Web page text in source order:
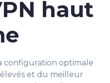
haut
configuration optimale
et du meilleur